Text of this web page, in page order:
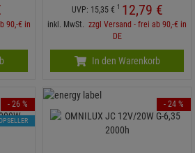
90,-€ in
UVP: 15, 35 € 1 12,79 €
inkl. MwSt. zzgl Versand - frei ab 90,-€ in
DE
In den Warenkorb
- 26 % - 24 %